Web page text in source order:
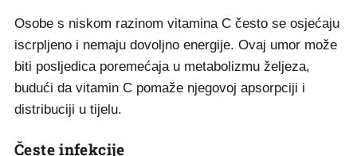
Osobe s niskom razinom vitamina C često se osjećaju
iscrpljeno i nemaju dovoljno energije. Ovaj umor može
biti posljedica poremećaja u metabolizmu željeza,
budući da vitamin C pomaže njegovoj apsorpciji i
distribuciji u tijelu.
Česte infekcije